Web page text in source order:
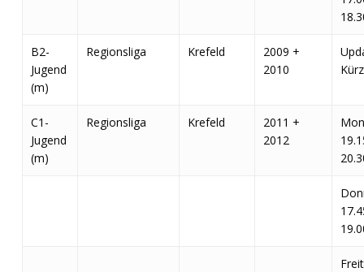
B2-
Jugend
(m)
Regionsliga Krefeld
2009 +
2010
C1-
Jugend
(m)
Regionsliga Krefeld
2011 +
2012